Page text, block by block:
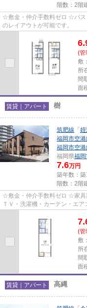
階数：2階
☆敷金・仲介手数料ゼロ ☆バス
のレイアウトが可能です。
(管
敷
所
間
面
賃貸｜アパート 樹
筑肥線 「
福岡市空港
福岡市空港
福岡県福岡
7.6万円
築年数：築
階数：2階
☆敷金・仲介手数料ゼロ ☆家具
ＴＶ・洗濯機・カーテン・エ
(管
敷
所
間
面
賃貸｜アパート 高縄